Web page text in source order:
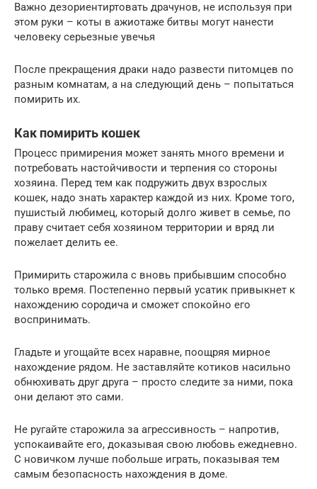
Важно дезориентиртовать драчунов, не используя при
этом руки – коты в ажиотаже битвы могут нанести
человеку серьезные увечья
После прекращения драки надо развести питомцев по
разным комнатам, а на следующий день – попытаться
помирить их.
Как помирить кошек
Процесс примирения может занять много времени и
потребовать настойчивости и терпения со стороны
хозяина. Перед тем как подружить двух взрослых
кошек, надо знать характер каждой из них. Кроме того,
пушистый любимец, который долго живет в семье, по
праву считает себя хозяином территории и вряд ли
пожелает делить ее.
Примирить старожила с вновь прибывшим способно
только время. Постепенно первый усатик привыкнет к
нахождению сородича и сможет спокойно его
воспринимать.
Гладьте и угощайте всех наравне, поощряя мирное
нахождение рядом. Не заставляйте котиков насильно
обнюхивать друг друга – просто следите за ними, пока
они делают это сами.
Не ругайте старожила за агрессивность – напротив,
успокаивайте его, доказывая свою любовь ежедневно.
С новичком лучше побольше играть, показывая тем
самым безопасность нахождения в доме.